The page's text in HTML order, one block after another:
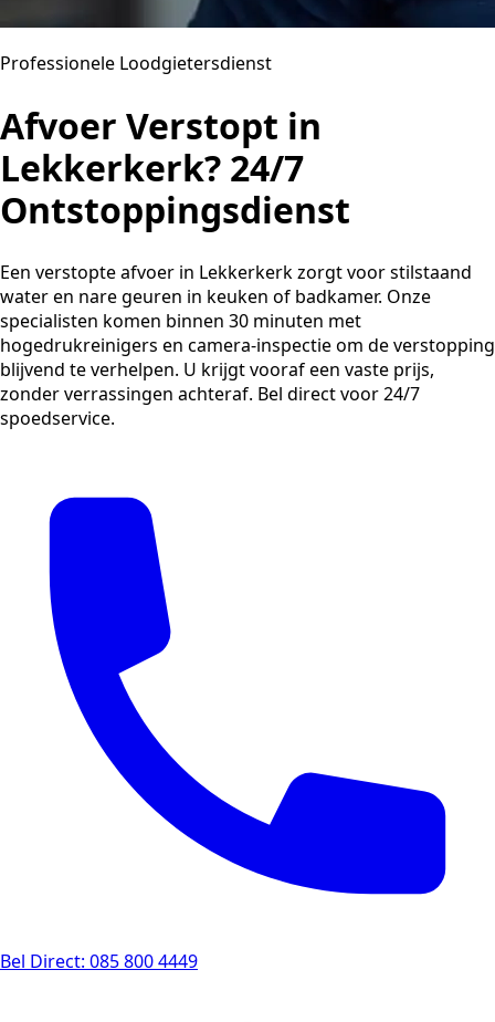
Professionele Loodgietersdienst
Afvoer Verstopt in
Lekkerkerk? 24/7
Ontstoppingsdienst
Een verstopte afvoer in Lekkerkerk zorgt voor stilstaand
water en nare geuren in keuken of badkamer. Onze
specialisten komen binnen 30 minuten met
hogedrukreinigers en camera-inspectie om de verstopping
blijvend te verhelpen. U krijgt vooraf een vaste prijs,
zonder verrassingen achteraf. Bel direct voor 24/7
spoedservice.
Bel Direct: 085 800 4449